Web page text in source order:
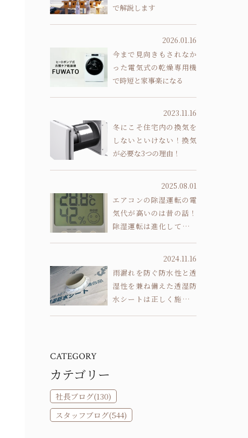
で解説します
2026.01.16
今まで見向きもされなか
った電気式の乾燥専用機
で時短と家事楽になる
2023.11.16
冬にこそ住宅内の換気を
しないといけない！換気
が必要な3つの理由！
2025.08.01
エアコンの除湿運転の電
気代が高いのは昔の話！
除湿運転は進化していま
2024.11.16
雨漏れを防ぐ防水性と透
湿性を兼ね備えた透湿防
水シートは正しく施工し
CATEGORY
カテゴリー
社長ブログ(130)
スタッフブログ(544)